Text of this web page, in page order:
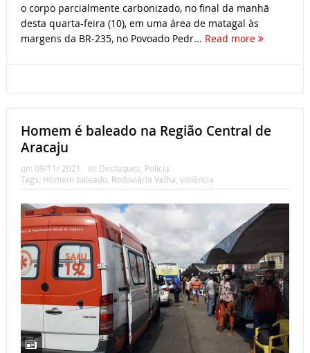
o corpo parcialmente carbonizado, no final da manhã
desta quarta-feira (10), em uma área de matagal às
margens da BR-235, no Povoado Pedr... Read more
Homem é baleado na Região Central de
Aracaju
on: 09/11/ 2021 In: Destaques Polícia
Tags: Homem baleado, Rodoviária Velha violência